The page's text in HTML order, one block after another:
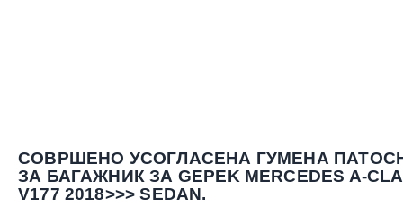
СОВРШЕНО УСОГЛАСЕНА ГУМЕНА
ЗА БАГАЖНИК ЗА GEPEK MERCEDES A-
V177 2018>>> SEDAN.